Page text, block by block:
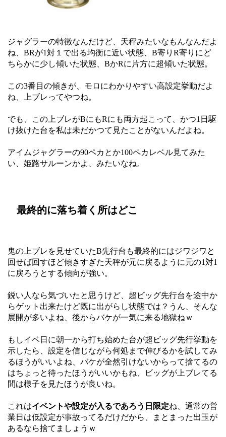
ジャグラーの特徴なんだけど、天秤みたいなもんなんだよ
ね、BRが1対１で出る均衡に近い状態、B寄りR寄りにど
ちらかに少し傾いた状態、BかRに片方に超傾いた状態。
この3番目の傾きが、モロにわかりやすい高設定挙動だよ
ね、上ブレってやつね。
でも、この上ブレがBにもRにも両方起こって、かつ1日駆
け抜けた台を私は未だかつて見たことがないんだよね。
アイムジャグラーの90ペカとか100ペカレベル見てみた
い、姫路サルーンかよ、みたいなね。
最終的に落ち着く所はどこ
鬼の上ブレを見せていたB先行台も最終的にはジワジワと
回せば回すほど傾きすぎた天秤が元に戻るように元の1対1
に戻ろうとする傾向が強い。
鋭い人なら気づいたと思うけど、超ビッグ先行台を途中か
らゲット出来たけど既に出がらし状態では？うん、そんな
展開が多いよね、後からバケが一気に来る地獄ねｗ
もしイベ日に朝一から打ち始めた台が超ビッグ先行挙動を
示したら、設定を信じながら何処まで伸びるかを試してみ
るほうがいいよね、バケが全然引けないからって捨てるの
はちょっと待ったほうがいいかもね、ビッグが上ブレてる
間は様子を見たほうが良いね。
これはイベントや設定が入るであろう日限定ね、通常の営
業日は低設定が事故ってるだけだから、まとまった出玉が
あるなら捨てましょうｗ